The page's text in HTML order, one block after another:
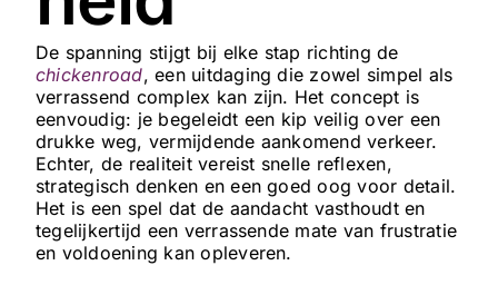
De spanning stijgt bij elke stap richting de
chickenroad, een uitdaging die zowel simpel als
verrassend complex kan zijn. Het concept is
eenvoudig: je begeleidt een kip veilig over een
drukke weg, vermijdende aankomend verkeer.
Echter, de realiteit vereist snelle reflexen,
strategisch denken en een goed oog voor detail.
Het is een spel dat de aandacht vasthoudt en
tegelijkertijd een verrassende mate van frustratie
en voldoening kan opleveren.